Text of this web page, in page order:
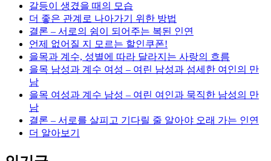
갈등이 생겼을 때의 모습
더 좋은 관계로 나아가기 위한 방법
결론 – 서로의 쉼이 되어주는 복된 인연
언제 없어질 지 모르는 할인쿠폰!
을목과 계수, 성별에 따라 달라지는 사랑의 흐름
을목 남성과 계수 여성 – 여린 남성과 섬세한 여인의 만
남
을목 여성과 계수 남성 – 여린 여인과 묵직한 남성의 만
남
결론 – 서로를 살피고 기다릴 줄 알아야 오래 가는 인연
더 알아보기